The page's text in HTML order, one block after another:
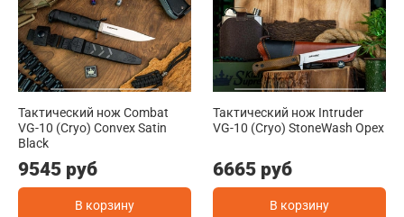
Тактический нож Combat
VG-10 (Cryo) Convex Satin
Black
9545 руб
В корзину
Тактический нож Intruder
VG-10 (Cryo) StoneWash Орех
6665 руб
В корзину